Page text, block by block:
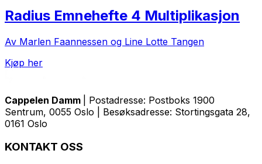
Radius Emnehefte 4 Multiplikasjon
Av Marlen Faannessen og Line Lotte Tangen
Kjøp her
Cappelen Damm
| Postadresse: Postboks 1900
Sentrum, 0055 Oslo | Besøksadresse: Stortingsgata 28,
0161 Oslo
KONTAKT OSS